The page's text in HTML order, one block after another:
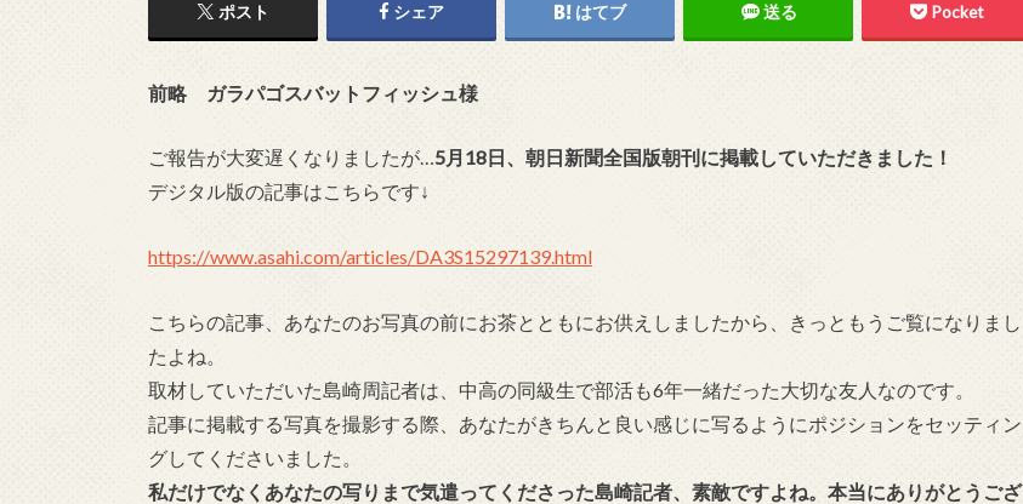
ポスト シェア はてブ 送る Pocket
前略 ガラパゴスバットフィッシュ様
ご報告が大変遅くなりましたが…5月18日、朝日新聞全国版朝刊に掲載していただきました！
デジタル版の記事はこちらです↓
https://www.asahi.com/articles/DA3S15297139.html
こちらの記事、あなたのお写真の前にお茶とともにお供えしましたから、きっともうご覧になりまし
たよね。
取材していただいた島崎周記者は、中高の同級生で部活も6年一緒だった大切な友人なのです。
記事に掲載する写真を撮影する際、あなたがきちんと良い感じに写るようにポジションをセッティン
グしてくださいました。
私だけでなくあなたの写りまで気遣ってくださった島崎記者、素敵ですよね。本当にありがとうござ